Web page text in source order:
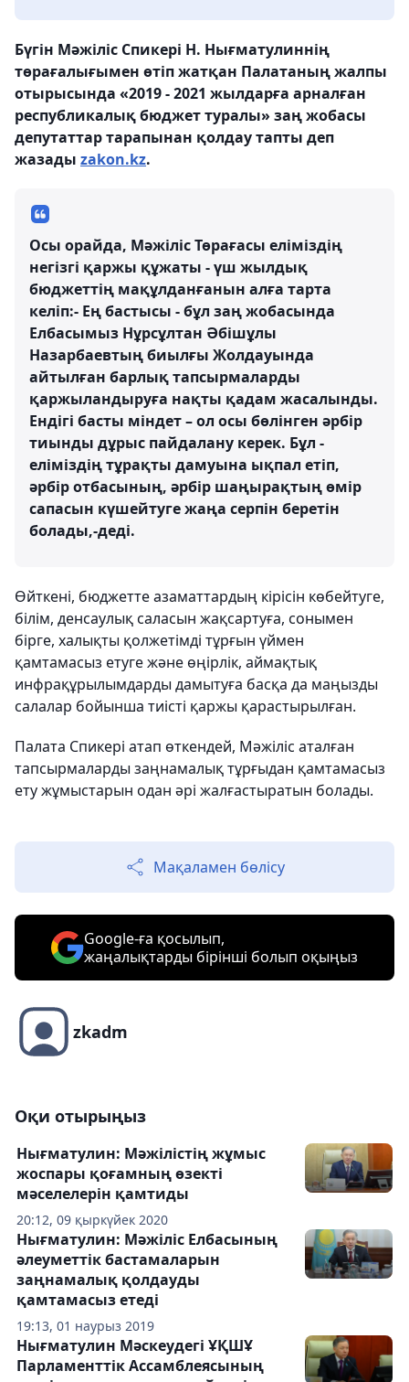
Бүгін Мәжіліс Спикері Н. Нығматулиннің
төрағалығымен өтіп жатқан Палатаның жалпы
отырысында «2019 - 2021 жылдарға арналған
республикалық бюджет туралы» заң жобасы
депутаттар тарапынан қолдау тапты деп
жазады zakon.kz.
Осы орайда, Мәжіліс Төрағасы еліміздің
негізгі қаржы құжаты - үш жылдық
бюджеттің мақұлданғанын алға тарта
келіп:- Ең бастысы - бұл заң жобасында
Елбасымыз Нұрсұлтан Әбішұлы
Назарбаевтың биылғы Жолдауында
айтылған барлық тапсырмаларды
қаржыландыруға нақты қадам жасалынды.
Ендігі басты міндет – ол осы бөлінген әрбір
тиынды дұрыс пайдалану керек. Бұл -
еліміздің тұрақты дамуына ықпал етіп,
әрбір отбасының, әрбір шаңырақтың өмір
сапасын күшейтуге жаңа серпін беретін
болады,-деді.
Өйткені, бюджетте азаматтардың кірісін көбейтуге,
білім, денсаулық саласын жақсартуға, сонымен
бірге, халықты қолжетімді тұрғын үймен
қамтамасыз етуге және өңірлік, аймақтық
инфрақұрылымдарды дамытуға басқа да маңызды
салалар бойынша тиісті қаржы қарастырылған.
Палата Спикері атап өткендей, Мәжіліс аталған
тапсырмаларды заңнамалық тұрғыдан қамтамасыз
ету жұмыстарын одан әрі жалғастыратын болады.
Мақаламен бөлісу
Google-ға қосылып,
жаңалықтарды бірінші болып оқыңыз
zkadm
Оқи отырыңыз
20:12, 09 қыркүйек 2020
Нығматулин: Мәжілістің жұмыс
жоспары қоғамның өзекті
мәселелерін қамтиды
19:13, 01 наурыз 2019
Нығматулин: Мәжіліс Елбасының
әлеуметтік бастамаларын
заңнамалық қолдауды
қамтамасыз етеді
Нығматулин Мәскеудегі ҰҚШҰ
Парламенттік Ассамблеясының